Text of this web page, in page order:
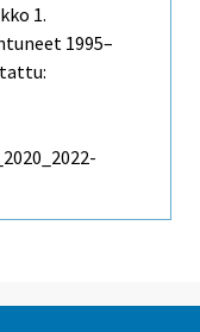
1.
1995–